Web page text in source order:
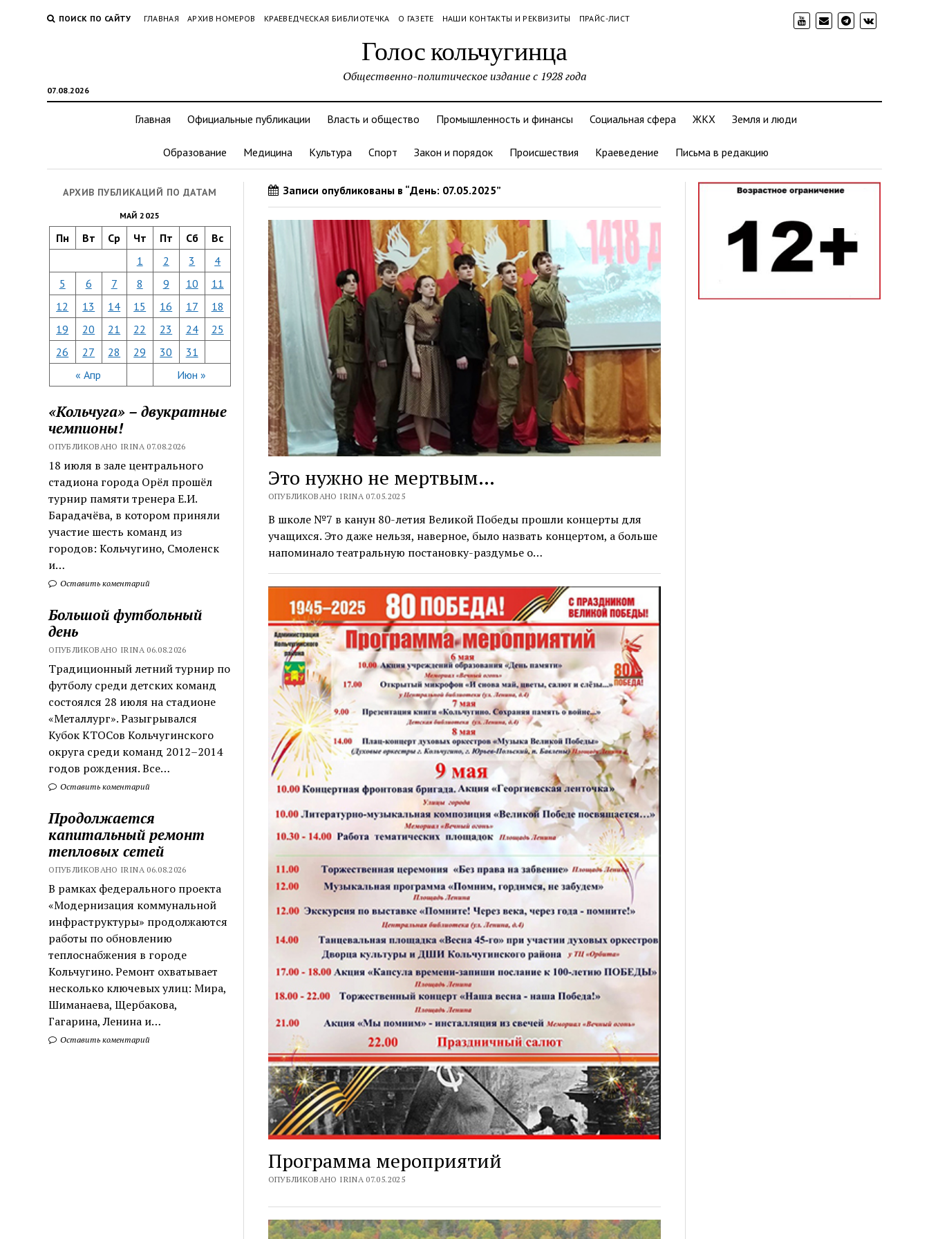
ПОИСК ПО САЙТУ ГЛАВНАЯ АРХИВ НОМЕРОВ КРАЕВЕДЧЕСКАЯ БИБЛИОТЕЧКА О ГАЗЕТЕ НАШИ КОНТАКТЫ И РЕКВИЗИТЫ ПРАЙС-ЛИСТ
Голос кольчугинца
07.08.2026
Общественно-политическое издание с 1928 года
Главная Официальные публикации Власть и общество Промышленность и финансы Социальная сфера ЖКХ Земля и люди
Образование Медицина Культура Спорт Закон и порядок Происшествия Краеведение Письма в редакцию
АРХИВ ПУБЛИКАЦИЙ ПО ДАТАМ
МАЙ 2025
Пн Вт Ср Чт Пт Сб Вс
« Апр Июн »
1 2 3
4
5
6 7 8 9 10
11
12
13 14 15 16 17
18
19
20 21 22 23 24
25
26
27 28 29 30 31
«Кольчуга» – двукратные
чемпионы!
ОПУБЛИКОВАНО IRINA 07.08.2026
18 июля в зале центрального
стадиона города Орёл прошёл
турнир памяти тренера Е.И.
Барадачёва, в котором приняли
участие шесть команд из
городов: Кольчугино, Смоленск
и…
Оставить коментарий
Большой футбольный
день
ОПУБЛИКОВАНО IRINA 06.08.2026
Традиционный летний турнир по
футболу среди детских команд
состоялся 28 июля на стадионе
«Металлург». Разыгрывался
Кубок КТОСов Кольчугинского
округа среди команд 2012–2014
годов рождения. Все…
Оставить коментарий
Продолжается
капитальный ремонт
тепловых сетей
ОПУБЛИКОВАНО IRINA 06.08.2026
В рамках федерального проекта
«Модернизация коммунальной
инфраструктуры» продолжаются
работы по обновлению
теплоснабжения в городе
Кольчугино. Ремонт охватывает
несколько ключевых улиц: Мира,
Шиманаева, Щербакова,
Гагарина, Ленина и…
Оставить коментарий
Записи опубликованы в “День: 07.05.2025”
Это нужно не мертвым…
ОПУБЛИКОВАНО IRINA 07.05.2025
В школе №7 в канун 80-летия Великой Победы прошли концерты для
учащихся. Это даже нельзя, наверное, было назвать концертом, а больше
напоминало театральную постановку-раздумье о…
Программа мероприятий
ОПУБЛИКОВАНО IRINA 07.05.2025